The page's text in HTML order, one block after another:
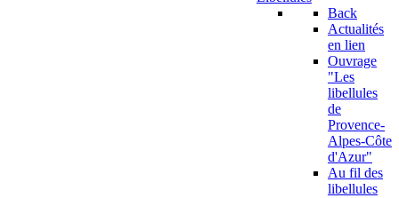
Back
Actualités
en lien
Ouvrage
"Les
libellules
de
Provence-
Alpes-Côte
d'Azur"
Au fil des
libellules